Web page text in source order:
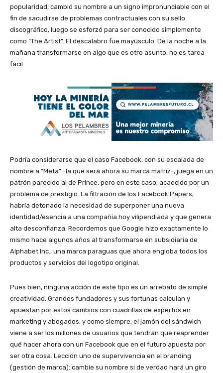
popularidad, cambió su nombre a un signo impronunciable con el
fin de sacudirse de problemas contractuales con su sello
discográfico, luego se esforzó para ser conocido simplemente
como “The Artist”. El descalabro fue mayúsculo. De la noche a la
mañana transformarse en algo que es otro asunto, no es tarea
fácil.
Podría considerarse que el caso Facebook, con su escalada de
nombre a “Meta” -la que será ahora su marca matriz-, juega en un
patrón parecido al de Prince, pero en este caso, acaecido por un
problema de prestigio. La filtración de los Facebook Papers,
habría detonado la necesidad de superponer una nueva
identidad/esencia a una compañía hoy vilipendiada y que genera
alta desconfianza. Recordemos que Google hizo exactamente lo
mismo hace algunos años al transformarse en subsidiaria de
Alphabet Inc., una marca paraguas que ahora engloba todos los
productos y servicios del logotipo original.
Pues bien, ninguna acción de este tipo es un arrebato de simple
creatividad. Grandes fundadores y sus fortunas calculan y
apuestan por estos cambios con cuadrillas de expertos en
marketing y abogados, y como siempre, el jamón del sándwich
viene a ser los millones de usuarios que tendrán que reaprender
qué hacer ahora con un Facebook que en el futuro apuesta por
ser otra cosa. Lección uno de supervivencia en el branding
(gestión de marca): cambie su nombre si de verdad hará un giro